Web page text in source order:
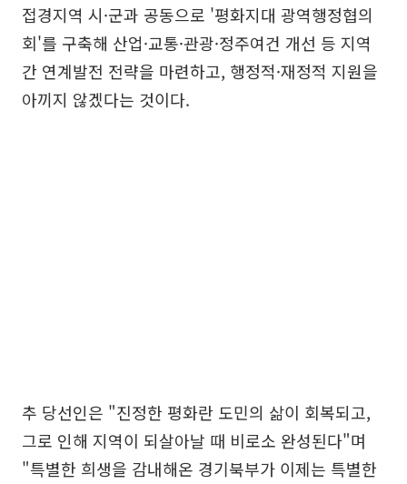
접경지역 시·군과 공동으로 '평화지대 광역행정협의
회'를 구축해 산업·교통·관광·정주여건 개선 등 지역
간 연계발전 전략을 마련하고, 행정적·재정적 지원을
아끼지 않겠다는 것이다.
추 당선인은 "진정한 평화란 도민의 삶이 회복되고,
그로 인해 지역이 되살아날 때 비로소 완성된다"며
"특별한 희생을 감내해온 경기북부가 이제는 특별한